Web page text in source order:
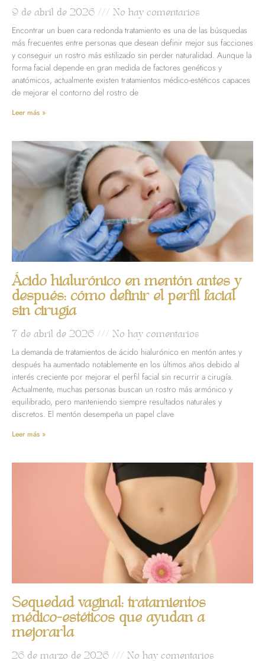
9 de abril de 2026 No hay comentarios
Encontrar un buen cara redonda tratamiento es una de las búsquedas
más frecuentes entre personas que desean definir mejor sus facciones
y conseguir un rostro más estilizado sin perder naturalidad. Aunque la
forma facial depende en gran medida de factores genéticos y
anatómicos, actualmente existen tratamientos médico-estéticos capaces
de mejorar el contorno del rostro de
Leer más »
Ácido hialurónico en mentón antes y
después: cómo definir el perfil facial
sin cirugía
7 de abril de 2026 No hay comentarios
La demanda de tratamientos de ácido hialurónico en mentón antes y
después ha aumentado notablemente en los últimos años debido al
interés creciente por mejorar el perfil facial sin recurrir a cirugía.
Actualmente, muchas personas buscan un rostro más armónico y
equilibrado, pero manteniendo siempre resultados naturales y
discretos. El mentón desempeña un papel clave
Leer más »
Sequedad vaginal: tratamientos
médico-estéticos que ayudan a
mejorarla
26 de marzo de 2026 No hay comentarios